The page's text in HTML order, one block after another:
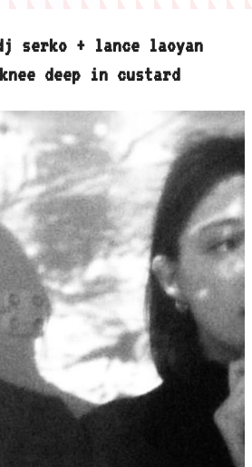
dj serko + lance laoyan
deep in custard